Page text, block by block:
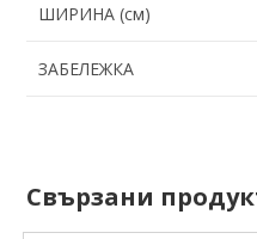
ШИРИНА (см)
ЗАБЕЛЕЖКА
Свързани